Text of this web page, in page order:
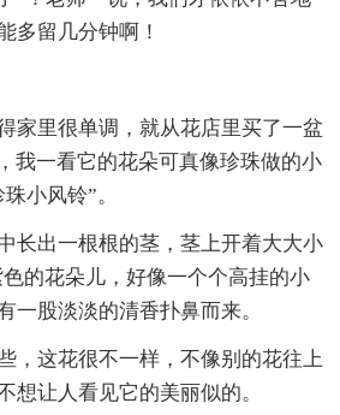
多留几分钟啊！
家里很单调，就从花店里买了一盆
我一看它的花朵可真像珍珠做的小
小风铃”。
长出一根根的茎，茎上开着大大小
的花朵儿，好像一个个高挂的小
一股淡淡的清香扑鼻而来。
，这花很不一样，不像别的花往上
想让人看见它的美丽似的。